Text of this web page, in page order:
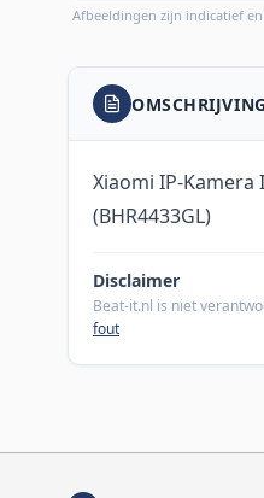
Afbeeldingen zijn indicatief
OMSCHRIJVING
Xiaomi IP-
(BHR4433GL)
Disclaimer
Beat-it.nl is niet
fout